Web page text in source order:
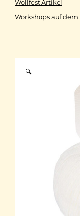
🔍
Wollfest Artikel
Workshops auf